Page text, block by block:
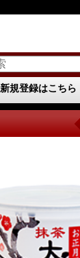
新規登録はこちら